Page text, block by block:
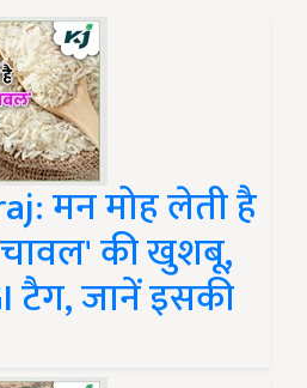
मन मोह लेती है
की खुशबू,
टैग, जानें इसकी